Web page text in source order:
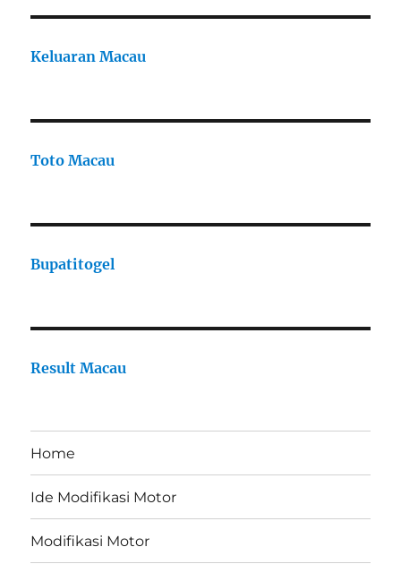
Keluaran Macau
Toto Macau
Bupatitogel
Result Macau
Home
Ide Modifikasi Motor
Modifikasi Motor